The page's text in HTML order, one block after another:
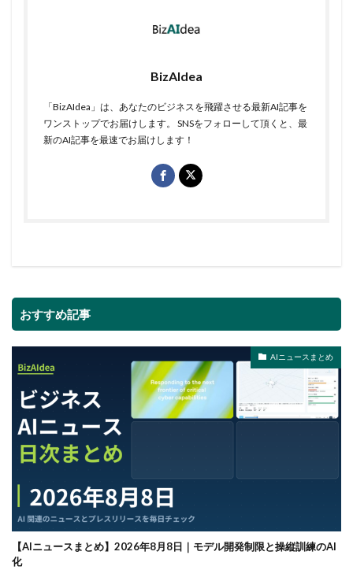
BizAIdea
「BizAIdea」は、あなたのビジネスを飛躍させる最新AI記事を
ワンストップでお届けします。 SNSをフォローして頂くと、最
新のAI記事を最速でお届けします！
おすすめ記事
AIニュースまとめ
【AIニュースまとめ】2026年8月8日｜モデル開発制限と操縦訓練のAI
化